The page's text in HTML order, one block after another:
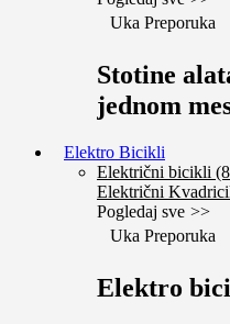
Uka Preporuka
Stotine
jednom
Elektro Bicikli
Električni bicikli
Električni
Pogledaj sve
Uka Preporuka
Elektro